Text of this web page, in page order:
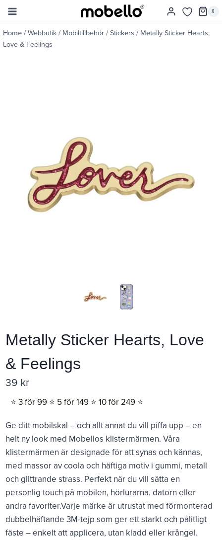
Skip
content
0
Home / Webbutik / Mobiltillbehör / Stickers / Metally Sticker Hearts,
Love & Feelings
Metally Sticker Hearts, Love
& Feelings
39 kr
⭐️ 3 för 99 ⭐️ 5 för 149 ⭐️ 10 för 249 ⭐️
Ge ditt mobilskal – och allt annat du vill piffa upp – en
helt ny look med Mobellos klistermärmen. Våra
klistermärmen är designade för att synas och kännas,
med massor av coola och häftiga motiv i gummi, metall
och glittrande strass. Perfekt när du vill sätta en
personlig touch på mobilen, hörlurarna, datorn eller
andra favoriter.Varje märke är utrustat med förmonterad
dubbelhäftande 3M-tejp som ger ett starkt och pålitligt
fäste – enkelt att applicera, utan kladd eller krångel.